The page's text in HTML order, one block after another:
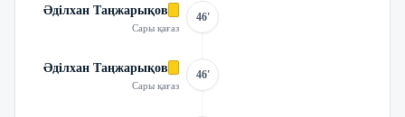
Әділхан Таңжарықов
Сары қағаз
46'
Әділхан Таңжарықов
Сары қағаз
46'